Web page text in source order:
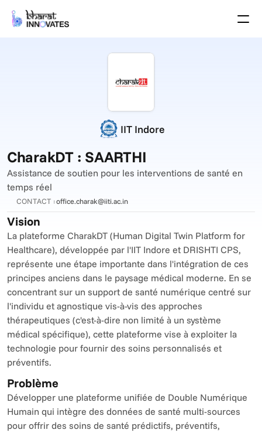
Brochure
À propos
Select Language
French (France)
IIT Indore
CharakDT : SAARTHI
Assistance de soutien pour les interventions de santé en
temps réel
CONTACT :office.charak@iiti.ac.in
Vision
La plateforme CharakDT (Human Digital Twin Platform for
Healthcare), développée par l'IIT Indore et DRISHTI CPS,
représente une étape importante dans l'intégration de ces
principes anciens dans le paysage médical moderne. En se
concentrant sur un support de santé numérique centré sur
l'individu et agnostique vis-à-vis des approches
thérapeutiques (c'est-à-dire non limité à un système
médical spécifique), cette plateforme vise à exploiter la
technologie pour fournir des soins personnalisés et
préventifs.
Problème
Développer une plateforme unifiée de Double Numérique
Humain qui intègre des données de santé multi-sources
pour offrir des soins de santé prédictifs, préventifs,